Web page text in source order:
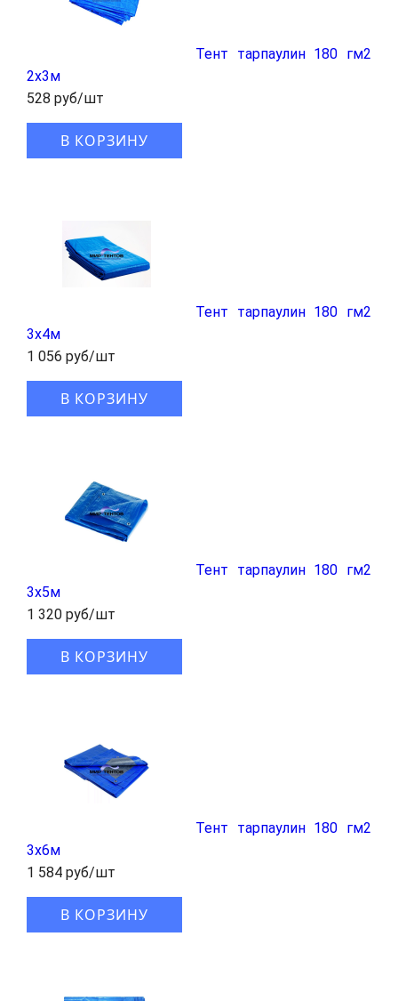
Тент тарпаулин 180 гм2
2x3м
528 руб/шт
В КОРЗИНУ
Тент тарпаулин 180 гм2
3x4м
1 056 руб/шт
В КОРЗИНУ
Тент тарпаулин 180 гм2
3x5м
1 320 руб/шт
В КОРЗИНУ
Тент тарпаулин 180 гм2
3x6м
1 584 руб/шт
В КОРЗИНУ